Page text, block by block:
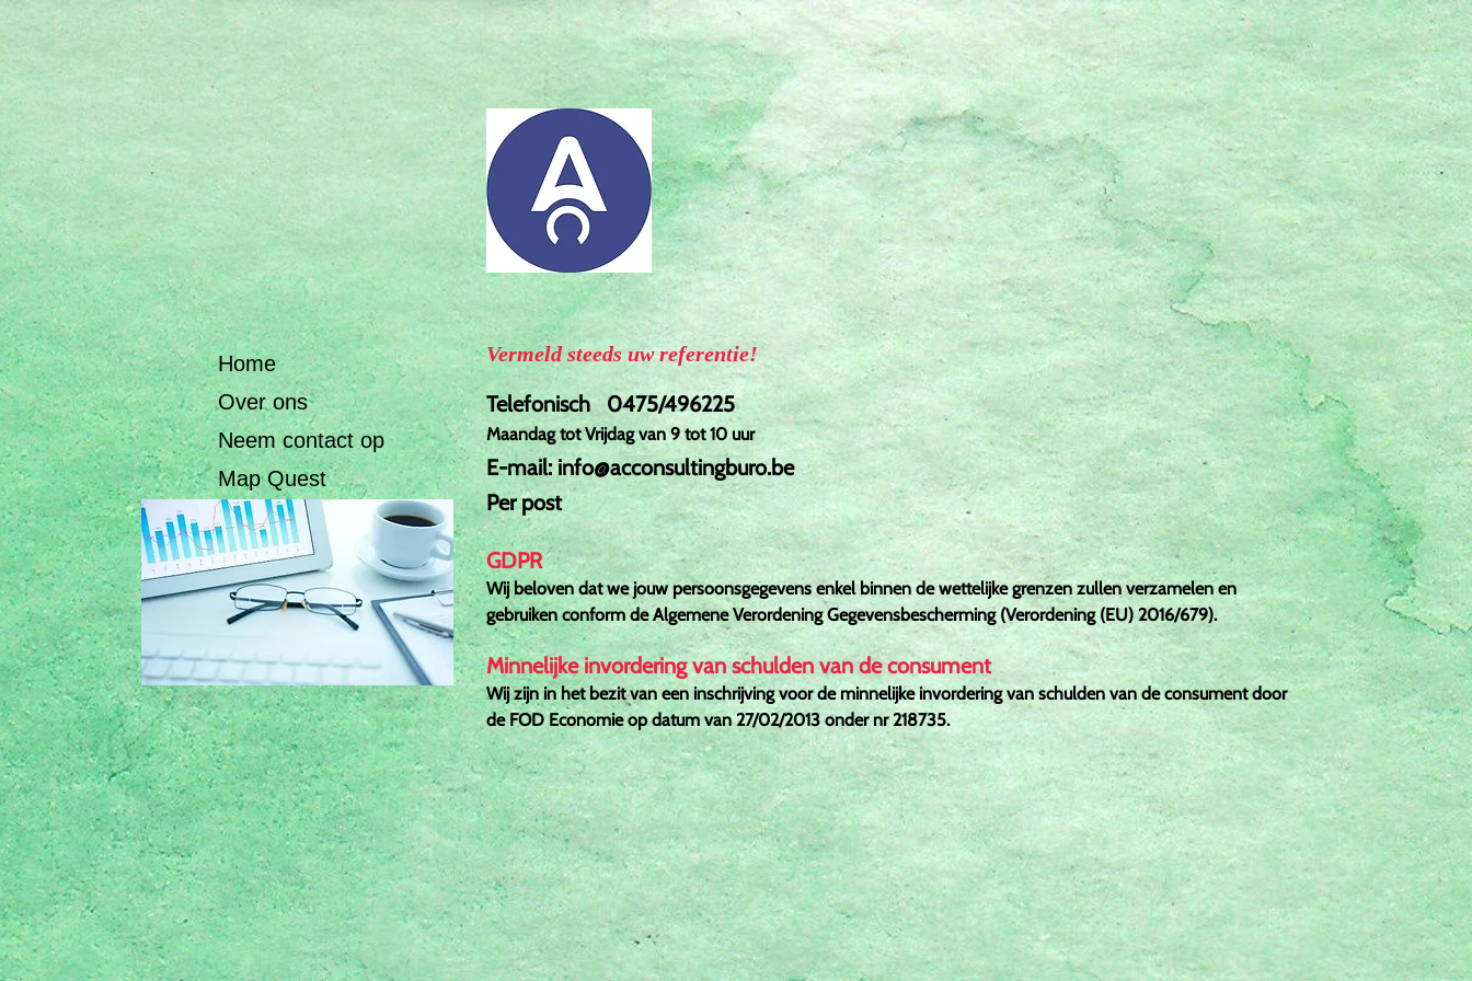
Home
Over ons
Neem contact op
Map Quest
Vermeld steeds uw referentie!
Telefonisch 0475/496225
Maandag tot Vrijdag van 9 tot 10 uur
E-mail:info@acconsultingburo.be
Per post
GDPR
Wij beloven dat we jouw persoonsgegevens enkel binnen de wettelijke grenzen zullen verzamelen en
gebruiken conform de Algemene Verordening Gegevensbescherming (Verordening (EU) 2016/679).
Minnelijke invordering van schulden van de consument
Wij zijn in het bezit van een inschrijving voor de minnelijke invordering van schulden van de consument door
de FOD Economie op datum van 27/02/2013 onder nr 218735.